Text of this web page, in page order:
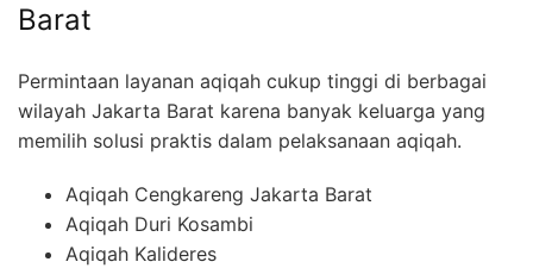
Barat
Permintaan layanan aqiqah cukup tinggi di berbagai
wilayah Jakarta Barat karena banyak keluarga yang
memilih solusi praktis dalam pelaksanaan aqiqah.
Aqiqah Cengkareng Jakarta Barat
Aqiqah Duri Kosambi
Aqiqah Kalideres